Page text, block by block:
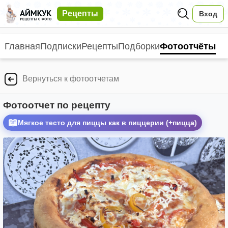
Рецепты Вход
ГлавнаяПодпискиРецептыПодборкиФотоотчёты
Вернуться к фотоотчетам
Фотоотчет по рецепту
📖Мягкое тесто для пиццы как в пиццерии (+пицца)